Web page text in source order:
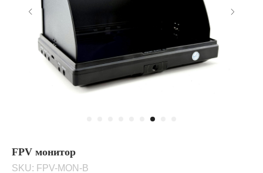
FPV монитор
SKU: FPV-MON-B